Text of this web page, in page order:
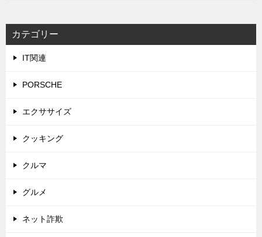
カテゴリー
IT関連
PORSCHE
エクササイズ
クッキング
クルマ
グルメ
ネット詐欺